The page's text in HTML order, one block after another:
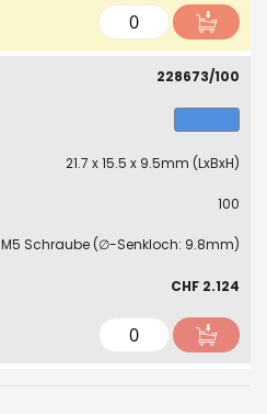
228673/100
21.7 x 15.5 x 9.5mm (LxBxH)
100
M5 Schraube (∅-Senkloch: 9.8mm)
CHF 2.124